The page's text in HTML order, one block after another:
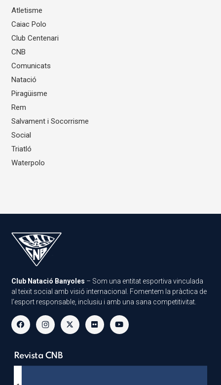
Atletisme
Caiac Polo
Club Centenari
CNB
Comunicats
Natació
Piragüisme
Rem
Salvament i Socorrisme
Social
Triatló
Waterpolo
Club Natació Banyoles – Som una entitat esportiva vinculada
al teixit social amb visió internacional. Fomentem la pràctica de
l’esport responsable, inclusiu i amb una sana competitivitat.
Revista CNB